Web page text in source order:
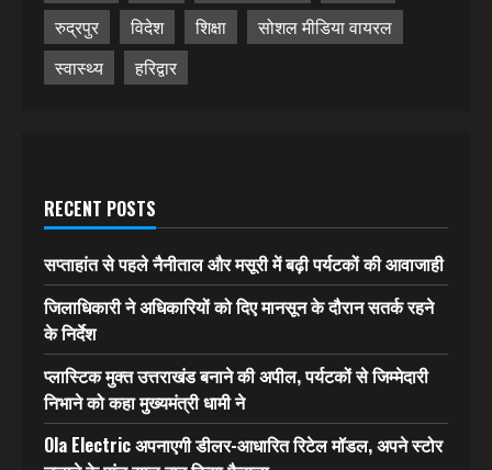
रुद्रपुर
विदेश शिक्षा
सोशल मीडिया वायरल
स्वास्थ्य
हरिद्वार
RECENT POSTS
सप्ताहांत से पहले नैनीताल और मसूरी में बढ़ी पर्यटकों की आवाजाही
जिलाधिकारी ने अधिकारियों को दिए मानसून के दौरान सतर्क रहने
के निर्देश
प्लास्टिक मुक्त उत्तराखंड बनाने की अपील, पर्यटकों से जिम्मेदारी
निभाने को कहा मुख्यमंत्री धामी ने
Ola Electric अपनाएगी डीलर-आधारित रिटेल मॉडल, अपने स्टोर